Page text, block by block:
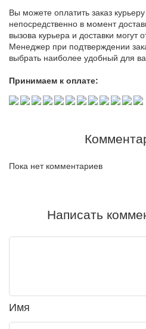
Вы можете оплатить заказ
непосредственно в момент
вызова курьера и доставки могут
Менеджер при подтверждении
выбрать наиболее удобный для
Принимаем к оплате:
Пока нет комментариев
Написать
Имя